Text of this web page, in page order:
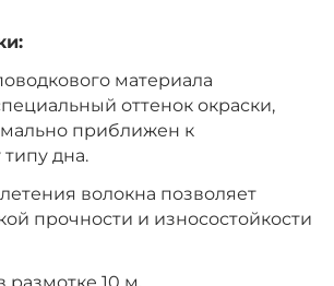
материала
оттенок окраски,
приближен к
дна.
волокна позволяет
прочности и износостойкости